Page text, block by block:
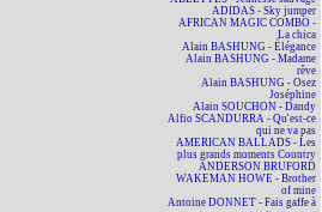
ADIDAS - Sky jumper
AFRICAN MAGIC COMBO -
La chica
Alain BASHUNG - Élégance
Alain BASHUNG - Madame
rêve
Alain BASHUNG - Osez
Joséphine
Alain SOUCHON - Dandy
Alfio SCANDURRA - Qu'est-ce
qui ne va pas
AMERICAN BALLADS - Les
plus grands moments Country
ANDERSON BRUFORD
WAKEMAN HOWE - Brother
of mine
Antoine DONNET - Fais gaffe à